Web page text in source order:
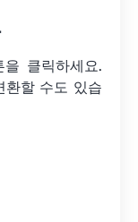
클릭하세요.
환할 수도 있습